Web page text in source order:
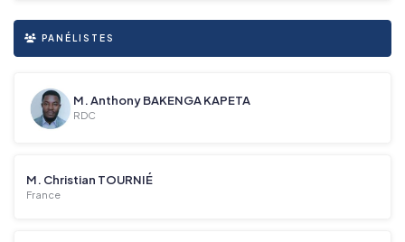
PANÉLISTES
M. Anthony BAKENGA KAPETA
RDC
M. Christian TOURNIÉ
France